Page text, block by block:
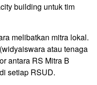
building untuk tim
melibatkan mitra lokal.
atau tenaga
antara RS Mitra B
setiap RSUD.